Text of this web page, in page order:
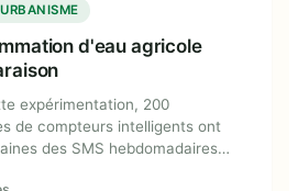
d'eau agricole
expérimentation, 200
de compteurs intelligents ont
des SMS hebdomadaires